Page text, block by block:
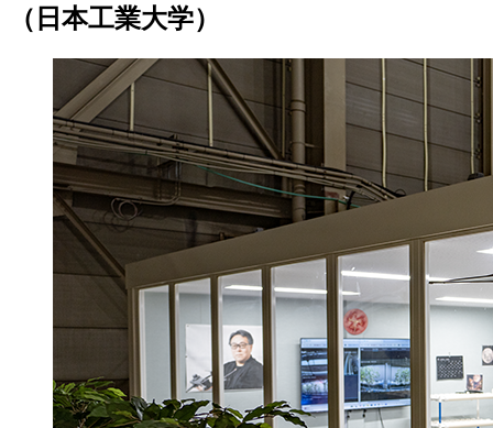
（日本工業大学）